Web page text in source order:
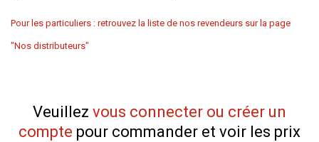
Pour les particuliers : retrouvez la liste de nos revendeurs sur la page
"Nos distributeurs"
Veuillez vous connecter ou créer un
compte pour commander et voir les prix